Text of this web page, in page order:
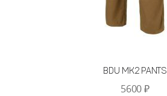
BDU MK2 PANTS
5600₽